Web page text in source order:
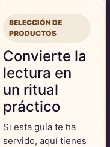
SELECCIÓN DE
PRODUCTOS
Convierte la
lectura en
un ritual
práctico
Si esta guía te ha
servido, aquí tienes